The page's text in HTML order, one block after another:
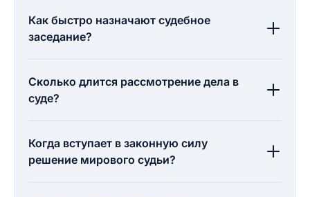
Как быстро назначают судебное
заседание?
Сколько длится рассмотрение дела в
суде?
Когда вступает в законную силу
решение мирового судьи?